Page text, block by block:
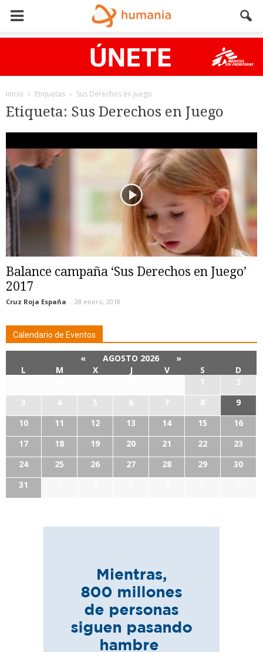
Inicio Etiquetas Sus Derechos en Juego
Etiqueta: Sus Derechos en Juego
Balance campaña ‘Sus Derechos en Juego’
2017
Cruz Roja España - 28 enero, 2018
Calendario de Eventos
« AGOSTO 2026
»
L
M X J V S
D
1
2
3
4 5 6 7 8
9
10
11 12 13 14 15
16
17
18 19 20 21 22
23
24
25 26 27 28 29
30
31